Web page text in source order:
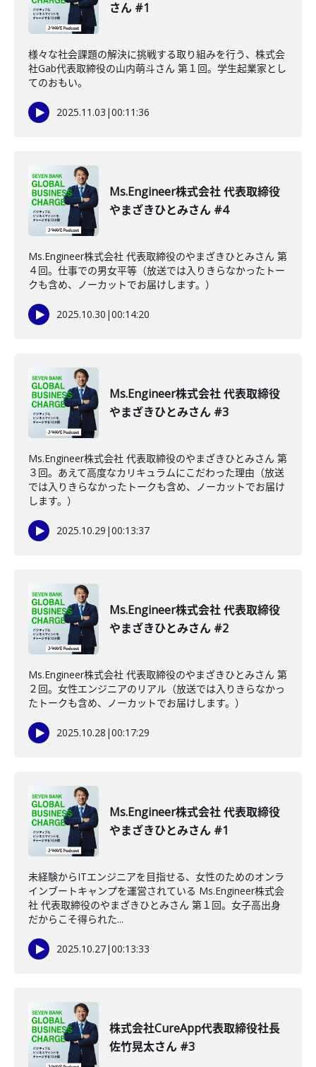
さん #1
様々な社会課題の解決に挑戦する取り組みを行う、株式会
社Gab代表取締役の山内萌斗さん 第１回。学生起業家とし
てのおもい。
2025.11.03 |00:11:36
Ms.Engineer株式会社 代表取締役
やまざきひとみさん #4
Ms.Engineer株式会社 代表取締役のやまざきひとみさん 第
４回。仕事での男女平等（放送では入りきらなかったトー
クも含め、ノーカットでお届けします。）
2025.10.30 |00:14:20
Ms.Engineer株式会社 代表取締役
やまざきひとみさん #3
Ms.Engineer株式会社 代表取締役のやまざきひとみさん 第
３回。あえて高度なカリキュラムにこだわった理由（放送
では入りきらなかったトークも含め、ノーカットでお届け
します。）
2025.10.29 |00:13:37
Ms.Engineer株式会社 代表取締役
やまざきひとみさん #2
Ms.Engineer株式会社 代表取締役のやまざきひとみさん 第
２回。女性エンジニアのリアル（放送では入りきらなかっ
たトークも含め、ノーカットでお届けします。）
2025.10.28 |00:17:29
Ms.Engineer株式会社 代表取締役
やまざきひとみさん #1
未経験からITエンジニアを目指せる、女性のためのオンラ
インブートキャンプを運営されている Ms.Engineer株式会
社 代表取締役のやまざきひとみさん 第１回。女子高出身
だからこそ得られた...
2025.10.27|00:13:33
株式会社CureApp代表取締役社長
佐竹晃太さん #3